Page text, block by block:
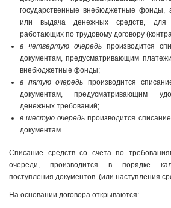
государственные внебюджетные фон­ды,
или выдача денежных средств,
работающих по трудовому договору
в четвертую очередь производится
документам, пре­дусматривающим
внебюджетные фонды;
в пятую очередь производится
документам, предусматривающим
денежных требований;
в шестую очередьпроизводится
документам.
Списание средств со счета по
очере­ди, производится в порядке
поступления документов (или наступления
На основании договора открываются: